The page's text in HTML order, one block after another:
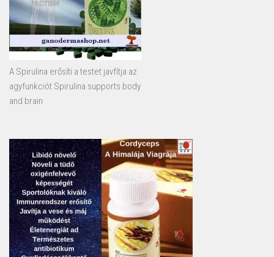
A Spirulina erősíti a testet javfítja az
agyfunkciót Spirulina supports body
and brain